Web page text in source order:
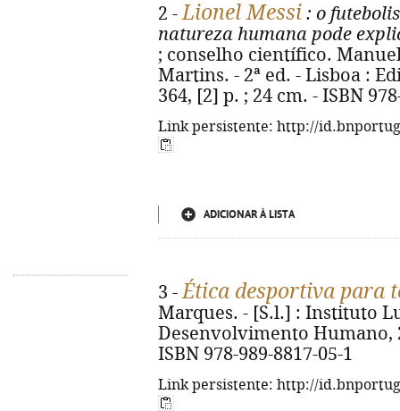
2 -Lionel Messi : o
natureza humana pode
; conselho científico.
Martins. - 2ª ed. - Lisboa :
364, [2] p. ; 24 cm. - ISBN
Link persistente: http://
ADICIONAR À LISTA
3 -Ética desportiva para
Marques. - [S.l.] : Instituto
Desenvolvimento Humano,
ISBN 978-989-8817-05-1
Link persistente: http://